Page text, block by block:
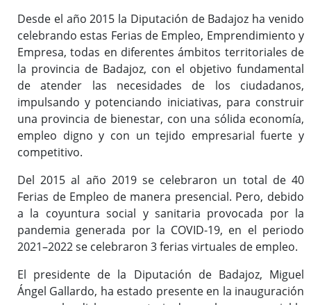
Desde el año 2015 la Diputación de Badajoz ha venido
celebrando estas Ferias de Empleo, Emprendimiento y
Empresa, todas en diferentes ámbitos territoriales de
la provincia de Badajoz, con el objetivo fundamental
de atender las necesidades de los ciudadanos,
impulsando y potenciando iniciativas, para construir
una provincia de bienestar, con una sólida economía,
empleo digno y con un tejido empresarial fuerte y
competitivo.
Del 2015 al año 2019 se celebraron un total de 40
Ferias de Empleo de manera presencial. Pero, debido
a la coyuntura social y sanitaria provocada por la
pandemia generada por la COVID-19, en el periodo
2021–2022 se celebraron 3 ferias virtuales de empleo.
El presidente de la Diputación de Badajoz, Miguel
Ángel Gallardo, ha estado presente en la inauguración